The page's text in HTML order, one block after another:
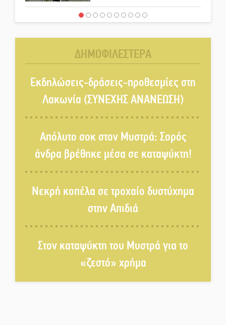
Η ψυχολογία της ανατροπής στο
Ένα «ταξίδι» τέχνης και
χρωμάτων στη Νεάπολη
Τα Λαγκάδια κρατούν ζωντανή
την τέχνη της πέτρας
δίνει «χρώμα» στον Αύγουστο
του Λαχίου
Χασισοφυτεία στην
Παλαιοπαναγιά ξεσκέπασε η
ΔΗΜΟΦΙΛΕΣΤΕΡΑ
Εκδηλώσεις-δράσεις-προθεσμίες στη
Λακωνία (ΣΥΝΕΧΗΣ ΑΝΑΝΕΩΣΗ)
Απόλυτο σοκ στον Μυστρά: Σορός
άνδρα βρέθηκε μέσα σε καταψύκτη!
Νεκρή κοπέλα σε τροχαίο δυστύχημα
στην Απιδιά
Στον καταψύκτη του Μυστρά για το
«ζεστό» χρήμα